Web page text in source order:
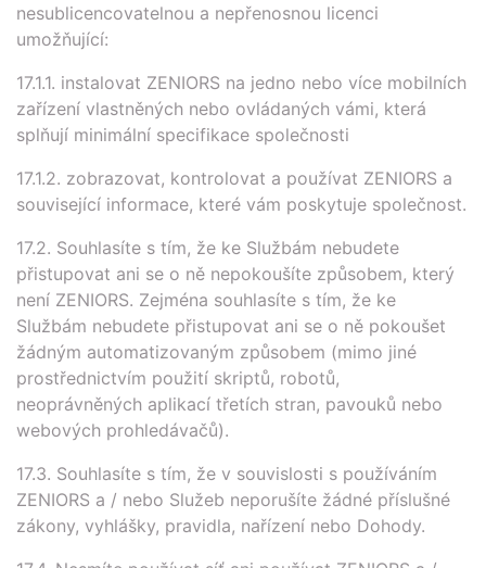
nesublicencovatelnou a nepřenosnou licenci
umožňující:
17.1.1. instalovat ZENIORS na jedno nebo více mobilních
zařízení vlastněných nebo ovládaných vámi, která
splňují minimální specifikace společnosti
17.1.2. zobrazovat, kontrolovat a používat ZENIORS a
související informace, které vám poskytuje společnost.
17.2. Souhlasíte s tím, že ke Službám nebudete
přistupovat ani se o ně nepokoušíte způsobem, který
není ZENIORS. Zejména souhlasíte s tím, že ke
Službám nebudete přistupovat ani se o ně pokoušet
žádným automatizovaným způsobem (mimo jiné
prostřednictvím použití skriptů, robotů,
neoprávněných aplikací třetích stran, pavouků nebo
webových prohledávačů).
17.3. Souhlasíte s tím, že v souvislosti s používáním
ZENIORS a / nebo Služeb neporušíte žádné příslušné
zákony, vyhlášky, pravidla, nařízení nebo Dohody.